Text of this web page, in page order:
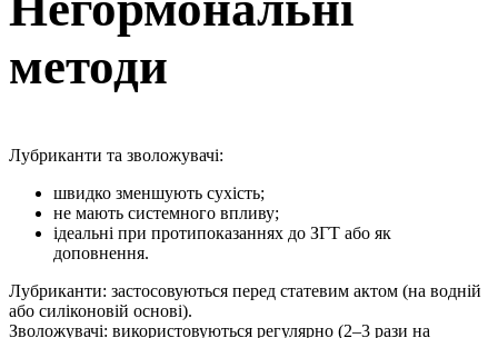
методи
Лубриканти та зволожувачі:
швидко зменшують сухість;
не мають системного впливу;
ідеальні при протипоказаннях до ЗГТ або як
доповнення.
Лубриканти: застосовуються перед статевим актом (на водній
або силіконовій основі).
Зволожувачі: використовуються регулярно (2–3 рази на